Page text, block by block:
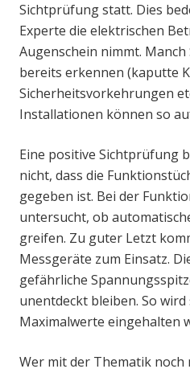
Sichtprüfung statt. Dies
Experte die elektrischen
Augenschein nimmt. Manch
bereits erkennen (kaputte
Sicherheitsvorkehrungen
Installationen können so
Eine positive Sichtprüfung
nicht, dass die
gegeben ist. Bei der
untersucht, ob
greifen. Zu guter Letzt
Messgeräte zum Einsatz.
gefährliche
unentdeckt bleiben. So
Maximalwerte eingehalten
Wer mit der Thematik